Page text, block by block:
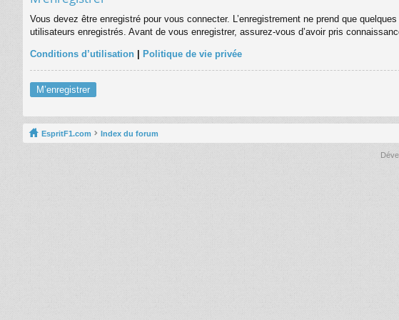
Vous devez être enregistré pour vous connecter. L’enregistrement ne prend que
utilisateurs enregistrés. Avant de vous enregistrer, assurez-vous d’avoir pris
Conditions d’utilisation Politique de vie privée
M’enregistrer
EspritF1.com Index du forum